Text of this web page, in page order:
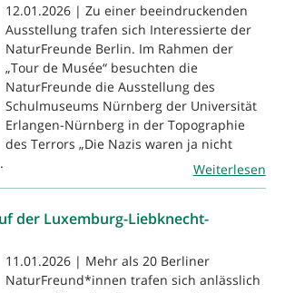
12.01.2026 | Zu einer beeindruckenden
Ausstellung trafen sich Interessierte der
NaturFreunde Berlin. Im Rahmen der
„Tour de Musée“ besuchten die
NaturFreunde die Ausstellung des
Schulmuseums Nürnberg der Universität
Erlangen-Nürnberg in der Topographie
des Terrors „Die Nazis waren ja nicht
Weiterlesen
der Luxemburg-Liebknecht-
11.01.2026 | Mehr als 20 Berliner
NaturFreund*innen trafen sich anlässlich